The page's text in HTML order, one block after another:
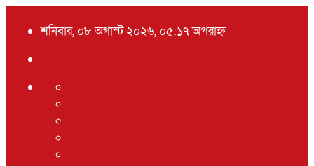
শনিবার, ০৮ অগাস্ট ২০২৬, ০৫:১৭ অপরাহ্ন